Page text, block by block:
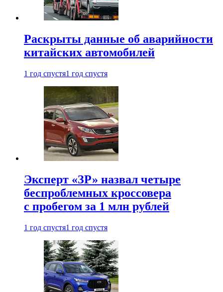
Раскрыты данные об аварийности
китайских автомобилей
1 год спустя1 год спустя
Эксперт «ЗР» назвал четыре
беспроблемных кроссовера
с пробегом за 1 млн рублей
1 год спустя1 год спустя